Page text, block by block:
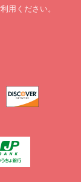
用ください。